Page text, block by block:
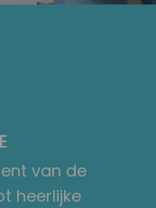
van de
heerlijke